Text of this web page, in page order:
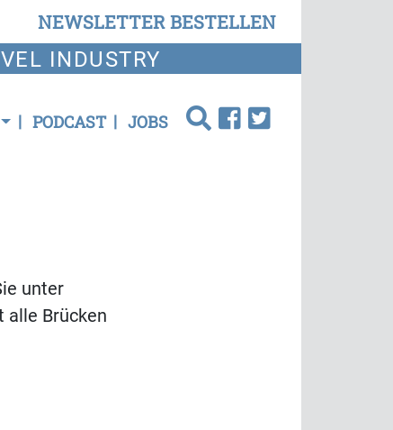
NEWSLETTER BESTELLEN
INDUSTRY
PODCAST JOBS
unter
alle Brücken